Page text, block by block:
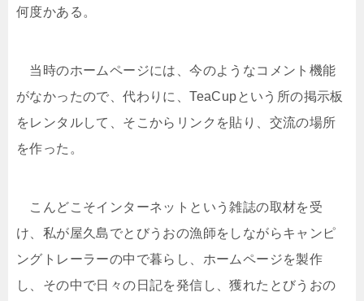
何度かある。
当時のホームページには、今のようなコメント機能
がなかったので、代わりに、TeaCupという所の掲示板
をレンタルして、そこからリンクを貼り、交流の場所
を作った。
こんどこそインターネットという雑誌の取材を受
け、私が屋久島でとびうおの漁師をしながらキャンピ
ングトレーラーの中で暮らし、ホームページを製作
し、その中で日々の日記を発信し、獲れたとびうおの